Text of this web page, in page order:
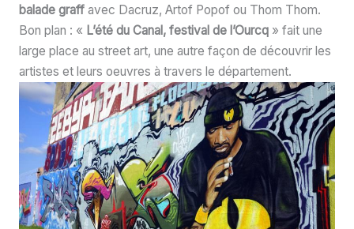
balade graffavec Dacruz, Artof Popof ou Thom Thom.
Bon plan : « L’été du Canal, festival de l’Ourcq» fait une
large place au street art, une autre façon de découvrir les
artistes et leurs oeuvres à travers le département.